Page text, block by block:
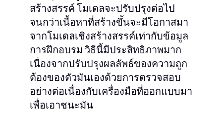
สร้างสรรค์ โมเดลจะปรับปรุงต่อไป
จนกว่าเนื้อหาที่สร้างขึ้นจะมีโอกาสมา
จากโมเดลเชิงสร้างสรรค์เท่ากับข้อมูล
การฝึกอบรม วิธีนี้มีประสิทธิภาพมาก
เนื่องจากปรับปรุงผลลัพธ์ของความถูก
ต้องของตัวมันเองด้วยการตรวจสอบ
อย่างต่อเนื่องกับเครื่องมือที่ออกแบบมา
เพื่อเอาชนะมัน